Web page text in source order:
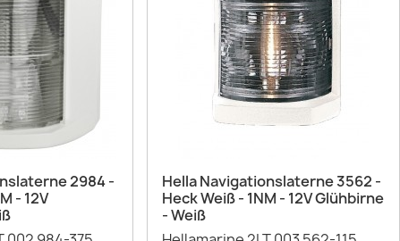
2984 -
- 12V
Vorschau
Hella Navigationslaterne 3562 -
Heck Weiß - 1NM - 12V Glühbirne
- Weiß